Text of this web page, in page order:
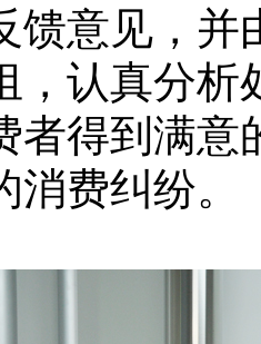
馈意见，并
，认真分析
者得到满意
费纠纷。